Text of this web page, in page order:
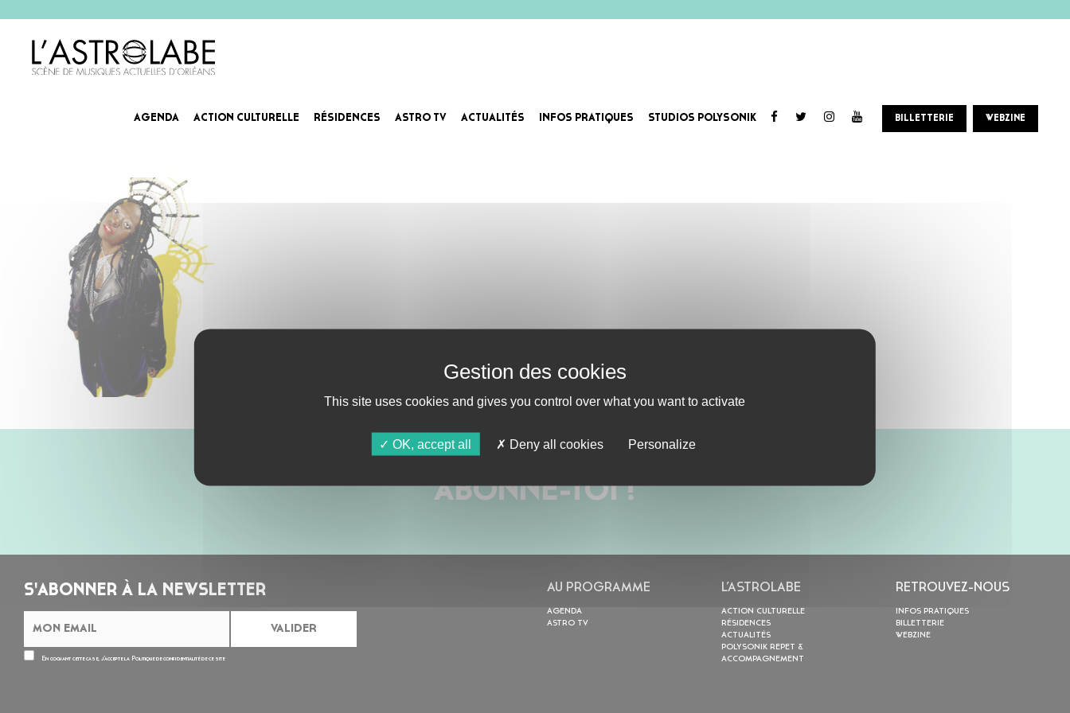
AGENDA ACTION CULTURELLE RÉSIDENCES ASTRO TV ACTUALITÉS INFOS PRATIQUES STUDIOS POLYSONIK BILLETTERIE WEBZINE
ABONNE-TOI !
S'ABONNER À LA NEWSLETTER
En cochant cette case, j’accepte la Politique de confidentialitéde ce site
AU PROGRAMME
AGENDA
ASTRO TV
L’ASTROLABE
ACTION CULTURELLE
RÉSIDENCES
ACTUALITÉS
POLYSONIK REPET &
ACCOMPAGNEMENT
RETROUVEZ-NOUS
INFOS PRATIQUES
BILLETTERIE
WEBZINE
This site uses cookies and gives you control over what you want to activate
OK, accept all Deny all cookies Personalize